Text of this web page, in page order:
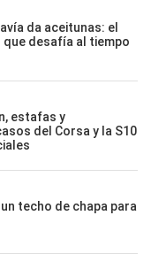
da aceitunas: el
desafía al tiempo
estafas y
del Corsa y la S10
techo de chapa para